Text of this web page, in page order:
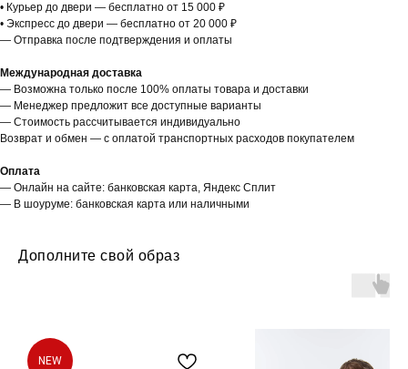
• Курьер до двери — бесплатно от 15 000 ₽
• Экспресс до двери — бесплатно от 20 000 ₽
— Отправка после подтверждения и оплаты
Международная доставка
— Возможна только после 100% оплаты товара и доставки
— Менеджер предложит все доступные варианты
— Стоимость рассчитывается индивидуально
Возврат и обмен — с оплатой транспортных расходов покупателем
Оплата
— Онлайн на сайте: банковская карта, Яндекс Сплит
— В шоуруме: банковская карта или наличными
Дополните свой образ
NEW